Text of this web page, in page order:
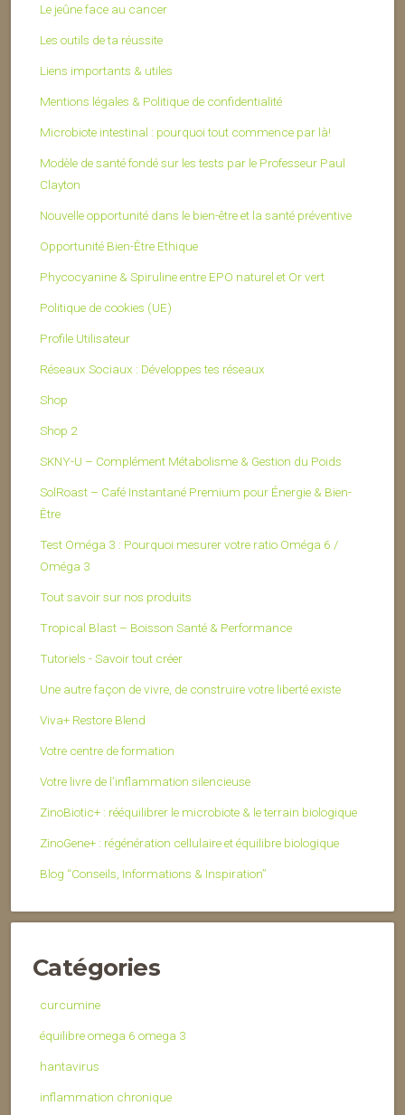
Le jeûne face au cancer
Les outils de ta réussite
Liens importants & utiles
Mentions légales & Politique de confidentialité
Microbiote intestinal : pourquoi tout commence par là!
Modèle de santé fondé sur les tests par le Professeur Paul
Clayton
Nouvelle opportunité dans le bien-être et la santé préventive
Opportunité Bien-Être Ethique
Phycocyanine & Spiruline entre EPO naturel et Or vert
Politique de cookies (UE)
Profile Utilisateur
Réseaux Sociaux : Développes tes réseaux
Shop
Shop 2
SKNY-U – Complément Métabolisme & Gestion du Poids
SolRoast – Café Instantané Premium pour Énergie & Bien-
Être
Test Oméga 3 : Pourquoi mesurer votre ratio Oméga 6 /
Oméga 3
Tout savoir sur nos produits
Tropical Blast – Boisson Santé & Performance
Tutoriels - Savoir tout créer
Une autre façon de vivre, de construire votre liberté existe
Viva+ Restore Blend
Votre centre de formation
Votre livre de l’inflammation silencieuse
ZinoBiotic+ : rééquilibrer le microbiote & le terrain biologique
ZinoGene+ : régénération cellulaire et équilibre biologique
Blog “Conseils, Informations & Inspiration”
Catégories
curcumine
équilibre omega 6 omega 3
hantavirus
inflammation chronique